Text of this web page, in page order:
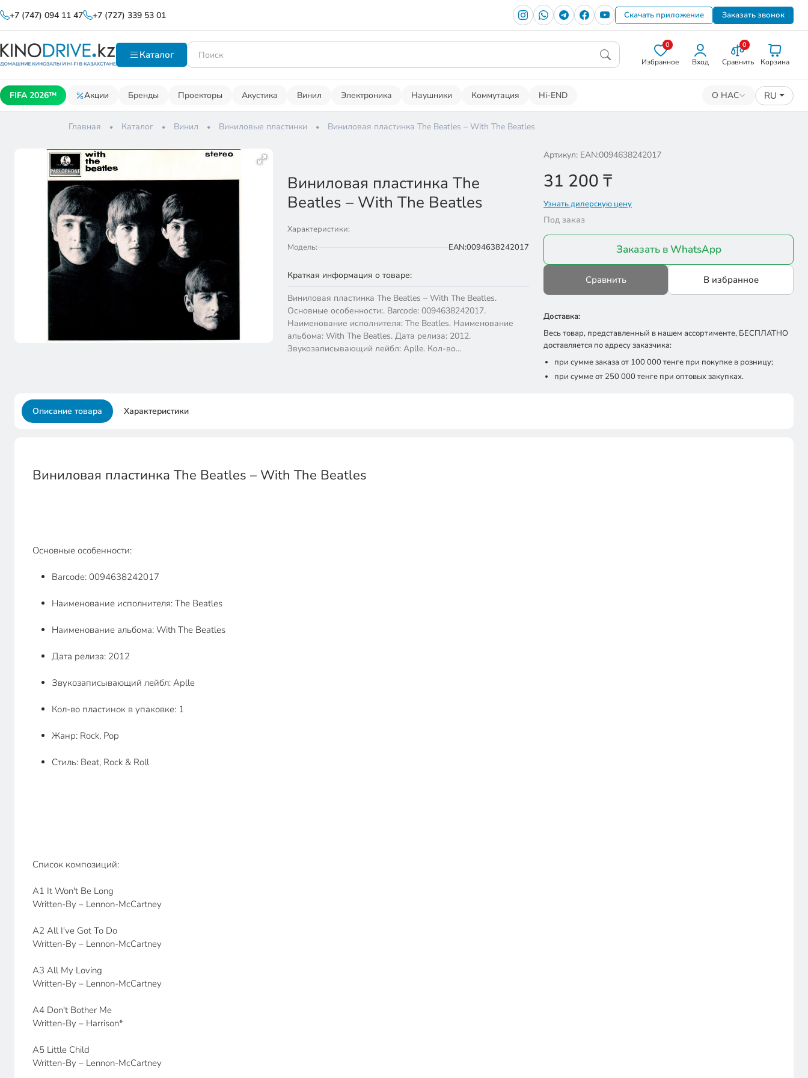
+7 (747) 094 11 47 +7 (727) 339 53 01 Скачать приложение Заказать звонок
Каталог
0
Избранное Вход
0
Сравнить Корзина
FIFA 2026™ Акции Бренды Проекторы Акустика Винил Электроника Наушники Коммутация Hi-END О НАС RU
Главная Каталог Винил Виниловые пластинки Виниловая пластинка The Beatles – With The Beatles
Виниловая пластинка The
Beatles – With The Beatles
Характеристики:
Модель:
EAN:0094638242017
Краткая информация о товаре:
Виниловая пластинка The Beatles – With The Beatles.
Основные особенности:. Barcode: 0094638242017.
Наименование исполнителя: The Beatles. Наименование
альбома: With The Beatles. Дата релиза: 2012.
Звукозаписывающий лейбл: Aplle. Кол-во…
Артикул: EAN:0094638242017
31 200 ₸
Узнать дилерскую цену
Под заказ
Заказать в WhatsApp
Сравнить В избранное
Доставка:
Весь товар, представленный в нашем ассортименте, БЕСПЛАТНО
доставляется по адресу заказчика:
при сумме заказа от 100 000 тенге при покупке в розницу;
при сумме от 250 000 тенге при оптовых закупках.
Описание товара Характеристики
Виниловая пластинка The Beatles – With The Beatles
Основные особенности:
Barcode: 0094638242017
Наименование исполнителя: The Beatles
Наименование альбома: With The Beatles
Дата релиза: 2012
Звукозаписывающий лейбл: Aplle
Кол-во пластинок в упаковке: 1
Жанр: Rock, Pop
Стиль: Beat, Rock & Roll
Список композиций:
A1 It Won't Be Long
Written-By – Lennon-McCartney
A2 All I've Got To Do
Written-By – Lennon-McCartney
A3 All My Loving
Written-By – Lennon-McCartney
A4 Don't Bother Me
Written-By – Harrison*
A5 Little Child
Written-By – Lennon-McCartney